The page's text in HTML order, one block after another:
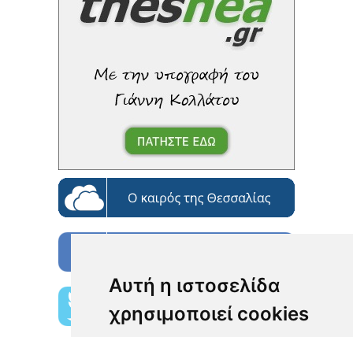
Αυτή η ιστοσελίδα
χρησιμοποιεί cookies